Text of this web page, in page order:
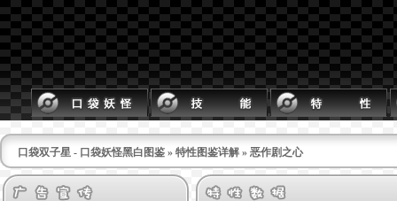
口袋双子星 - 口袋妖怪黑白图鉴 » 特性图鉴详解 » 恶作剧之心